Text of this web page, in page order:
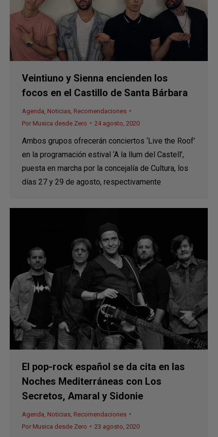
Veintiuno y Sienna encienden los
focos en el Castillo de Santa Bárbara
Agenda Noticias Recomendaciones
Por Musica desde Zero 24 agosto, 2020
Ambos grupos ofrecerán conciertos ‘Live the Roof’
en la programación estival ‘A la llum del Castell’,
puesta en marcha por la concejalía de Cultura, los
días 27 y 29 de agosto, respectivamente
El pop-rock español se da cita en las
Noches Mediterráneas con Los
Secretos, Amaral y Sidonie
Agenda Noticias Recomendaciones
Por Musica desde Zero 23 agosto, 2020